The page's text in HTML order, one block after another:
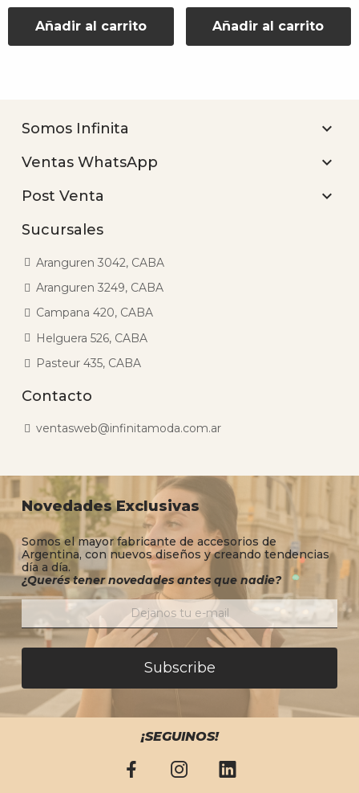
Añadir al carrito Añadir al carrito
Somos Infinita 
Ventas WhatsApp 
Post Venta 
Sucursales
Aranguren 3042, CABA
Aranguren 3249, CABA
Campana 420, CABA
Helguera 526, CABA
Pasteur 435, CABA
Contacto
ventasweb@infinitamoda.com.ar
Novedades Exclusivas
Somos el mayor fabricante de accesorios de
Argentina, con nuevos diseños y creando tendencias
día a día.
¿Querés tener novedades antes que nadie?
Subscribe
¡SEGUINOS!